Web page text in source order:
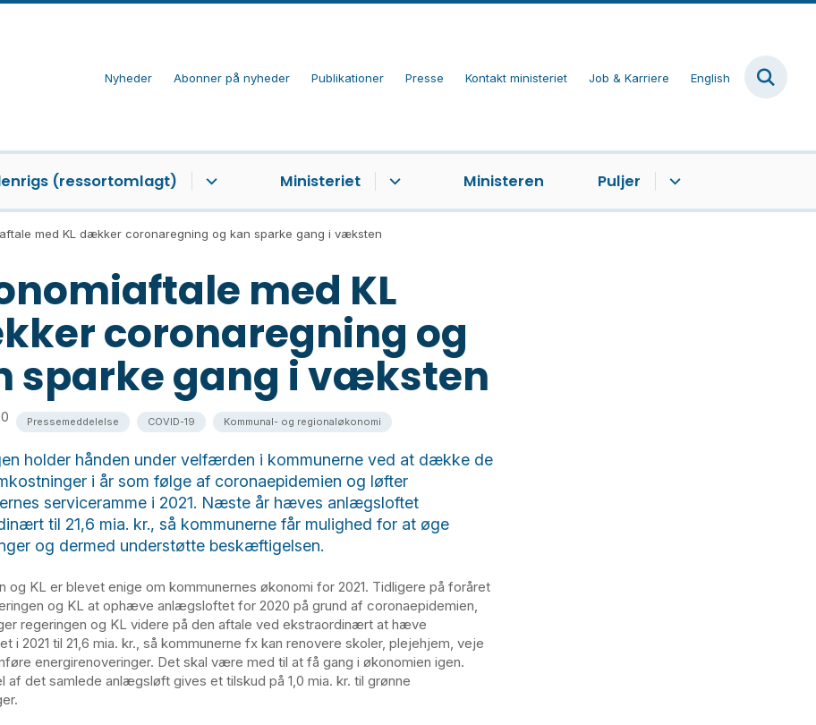
Nyheder Abonner på nyheder Publikationer Presse Kontakt ministeriet Job & Karriere English
(ressortomlagt) Ministeriet Ministeren Puljer
med KL dækker coronaregning og kan sparke gang i væksten
med KL
coronaregning og
sparke gang i væksten
Pressemeddelelse COVID-19 Kommunal- og regionaløkonomi
holder hånden under velfærden i kommunerne ved at dække de
i år som følge af coronaepidemien og løfter
serviceramme i 2021. Næste år hæves anlægsloftet
til 21,6 mia. kr., så kommunerne får mulighed for at øge
og dermed understøtte beskæftigelsen.
og KL er blevet enige om kommunernes økonomi for 2021. Tidligere på foråret
og KL at ophæve anlægsloftet for 2020 på grund af coronaepidemien,
regeringen og KL videre på den aftale ved ekstraordinært at hæve
i 2021 til 21,6 mia. kr., så kommunerne fx kan renovere skoler, plejehjem, veje
energirenoveringer. Det skal være med til at få gang i økonomien igen.
af det samlede anlægsløft gives et tilskud på 1,0 mia. kr. til grønne